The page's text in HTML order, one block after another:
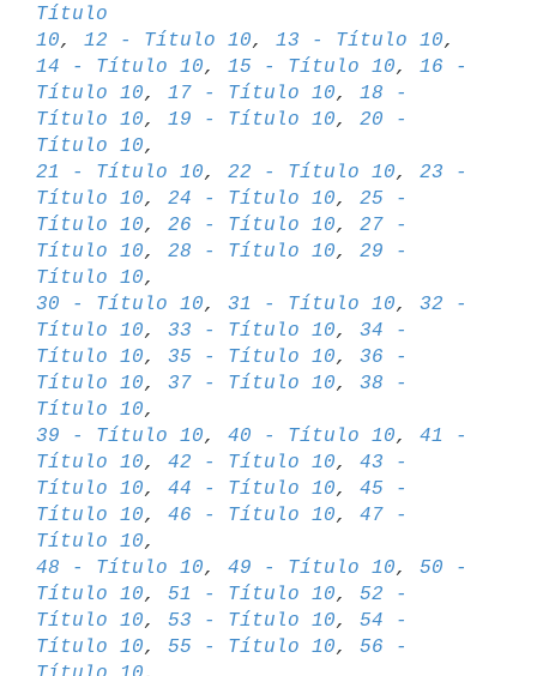
Título
10, 12 - Título 10, 13 - Título 10
14 - Título 10, 15 - Título 10, 16 -
Título 10, 17 - Título 10, 18 -
Título 10, 19 - Título 10, 20 -
Título 10
21 - Título 10, 22 - Título 10, 23 -
Título 10, 24 - Título 10, 25 -
Título 10, 26 - Título 10, 27 -
Título 10, 28 - Título 10, 29 -
Título 10
30 - Título 10, 31 - Título 10, 32 -
Título 10, 33 - Título 10, 34 -
Título 10, 35 - Título 10, 36 -
Título 10, 37 - Título 10, 38 -
Título 10
39 - Título 10, 40 - Título 10, 41 -
Título 10, 42 - Título 10, 43 -
Título 10, 44 - Título 10, 45 -
Título 10, 46 - Título 10, 47 -
Título 10
48 - Título 10, 49 - Título 10, 50 -
Título 10, 51 - Título 10, 52 -
Título 10, 53 - Título 10, 54 -
Título 10, 55 - Título 10, 56 -